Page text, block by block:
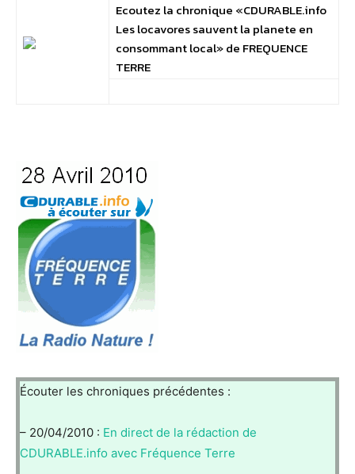
Ecoutez la chronique «CDURABLE.info
Les locavores sauvent la planete en
consommant local» de FREQUENCE
TERRE
Écouter les chroniques précédentes :
– 20/04/2010 : En direct de la rédaction de
CDURABLE.info avec Fréquence Terre